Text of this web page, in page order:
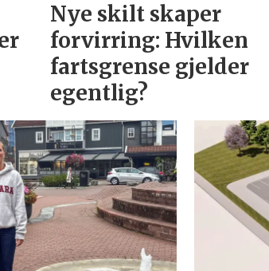
Nye skilt skaper
forvirring: Hvilken
fartsgrense gjelder
egentlig?